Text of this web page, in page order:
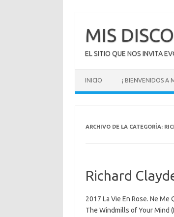
contenido
MIS
EL SITIO QUE NOS INVITA
INICIO ¡ BIENVENIDOS A
ARCHIVO DE LA CATEGORÍA:
Richard
2017 La Vie En Rose. Ne Me
The Windmills of Your Mind